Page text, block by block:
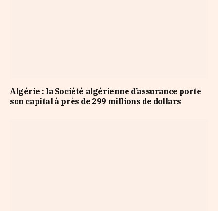
Algérie : la Société algérienne d’assurance porte
son capital à près de 299 millions de dollars